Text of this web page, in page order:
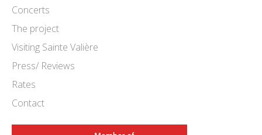
Concerts
The project
Visiting Sainte Valière
Press/ Reviews
Rates
Contact